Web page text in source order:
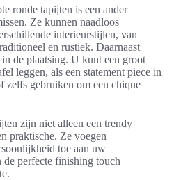
ronde tapijten is een ander
Ze kunnen naadloos
interieurstijlen, van
en rustiek. Daarnaast
de plaatsing. U kunt een groot
leggen, als een statement piece in
zelfs gebruiken om een chique
zijn niet alleen een trendy
praktische. Ze voegen
toe aan uw
de perfecte finishing touch